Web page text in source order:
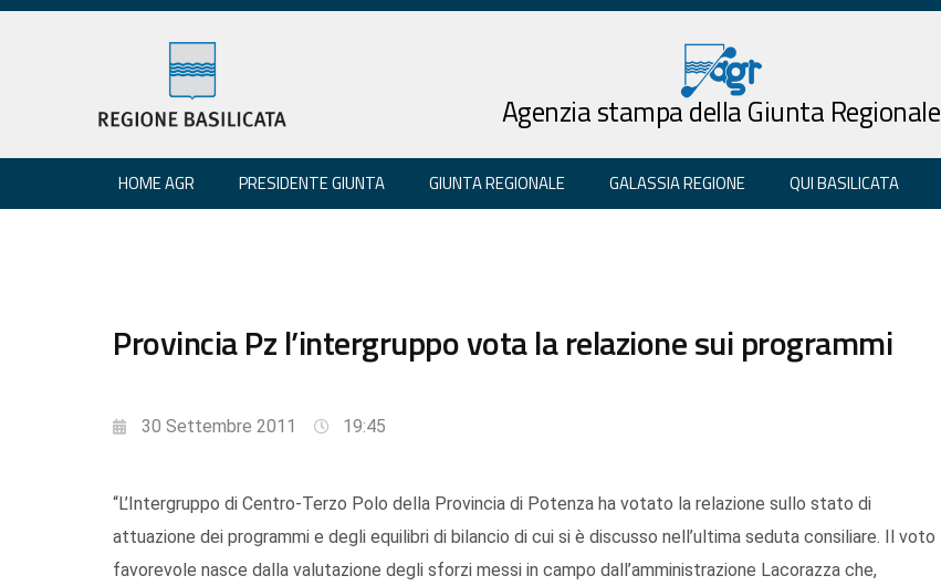
Agenzia stampa della Giunta Regionale
HOME AGR PRESIDENTE GIUNTA GIUNTA REGIONALE GALASSIA REGIONE QUI BASILICATA
Provincia Pz l’intergruppo vota la relazione sui programmi
30 Settembre 2011 19:45
“L’Intergruppo di Centro-Terzo Polo della Provincia di Potenza ha votato la relazione sullo stato di
attuazione dei programmi e degli equilibri di bilancio di cui si è discusso nell’ultima seduta consiliare. Il voto
favorevole nasce dalla valutazione degli sforzi messi in campo dall’amministrazione Lacorazza che,